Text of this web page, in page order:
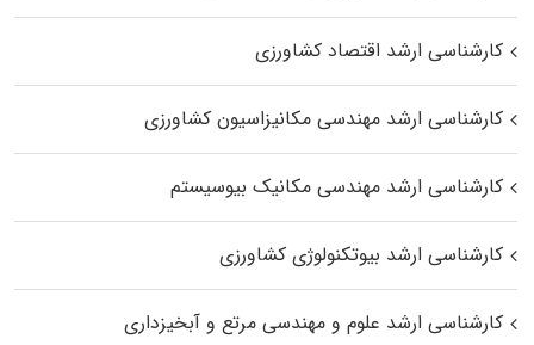
کارشناسی ارشد اقتصاد کشاورزی
کارشناسی ارشد مهندسی مکانیزاسیون کشاورزی
کارشناسی ارشد مهندسی مکانیک بیوسیستم
کارشناسی ارشد بیوتکنولوژی کشاورزی
کارشناسی ارشد علوم و مهندسی مرتع و آبخیزداری